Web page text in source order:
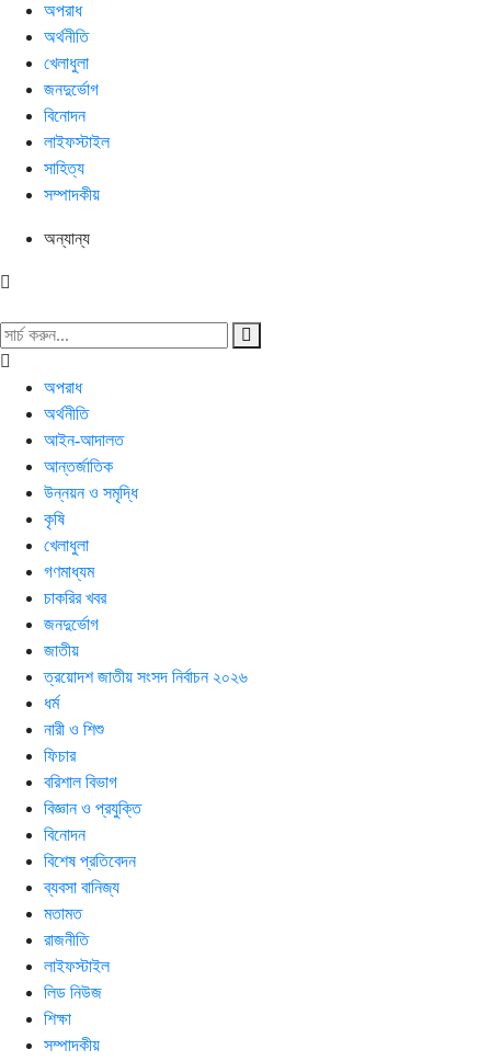
অপরাধ
অর্থনীতি
খেলাধুলা
জনদুর্ভোগ
বিনোদন
লাইফস্টাইল
সাহিত্য
সম্পাদকীয়
অন্যান্য
অপরাধ
অর্থনীতি
আইন-আদালত
আন্তর্জাতিক
উন্নয়ন ও সমৃদ্ধি
কৃষি
খেলাধুলা
গণমাধ্যম
চাকরির খবর
জনদুর্ভোগ
জাতীয়
ত্রয়োদশ জাতীয় সংসদ নির্বাচন ২০২৬
ধর্ম
নারী ও শিশু
ফিচার
বরিশাল বিভাগ
বিজ্ঞান ও প্রযুক্তি
বিনোদন
বিশেষ প্রতিবেদন
ব্যবসা বানিজ্য
মতামত
রাজনীতি
লাইফস্টাইল
লিড নিউজ
শিক্ষা
সম্পাদকীয়